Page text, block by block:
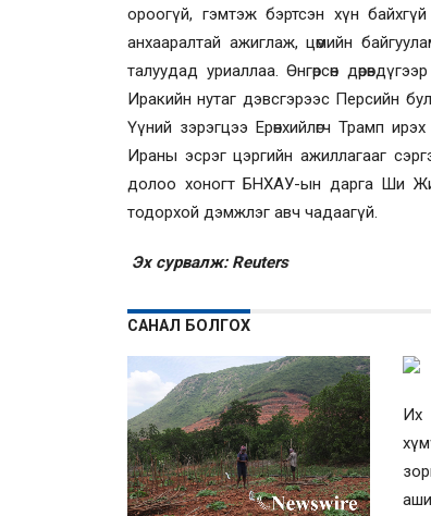
ороогүй, гэмтэж бэртсэн хүн
анхааралтай ажиглаж, цөмийн
талуудад уриаллаа. Өнгөрсөн
Иракийн нутаг дэвсгэрээс Персийн
Үүний зэрэгцээ Ерөнхийлөгч Трамп
Ираны эсрэг цэргийн ажиллагааг
долоо хоногт БНХАУ-ын дарга Ши
тодорхой дэмжлэг авч чадаагүй.
Эх сурвалж: Reuters
САНАЛ БОЛГОХ
Их